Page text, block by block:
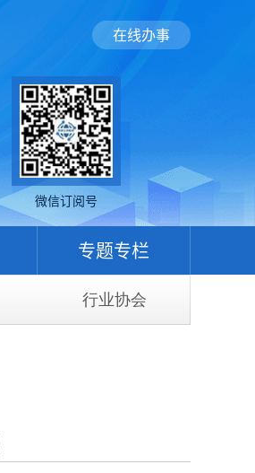
在线办事
微信订阅号
专题专栏
行业协会